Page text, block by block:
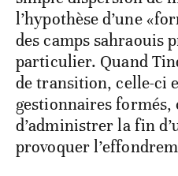
l’hypothèse d’une
des camps sahraouis
particulier. Quand
de transition, celle-ci
gestionnaires formés,
d’administrer la fin
provoquer